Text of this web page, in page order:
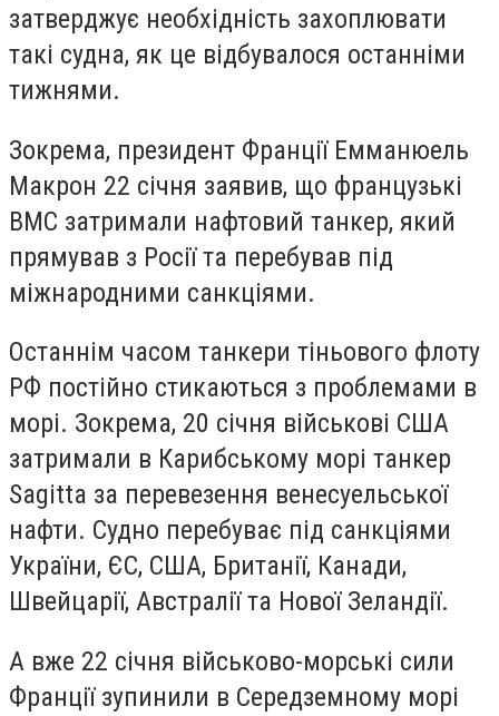
затверджує необхідність захоплювати
такі судна, як це відбувалося останніми
тижнями.
Зокрема, президент Франції Емманюель
Макрон 22 січня заявив, що французькі
ВМС затримали нафтовий танкер, який
прямував з Росії та перебував під
міжнародними санкціями.
Останнім часом танкери тіньового флоту
РФ постійно стикаються з проблемами в
морі. Зокрема, 20 січня військові США
затримали в Карибському морі танкер
Sagitta за перевезення венесуельської
нафти. Судно перебуває під санкціями
України, ЄС, США, Британії, Канади,
Швейцарії, Австралії та Нової Зеландії.
А вже 22 січня військово-морські сили
Франції зупинили в Середземному морі